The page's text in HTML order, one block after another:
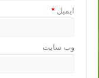
ایمیل*
وب‌ سایت